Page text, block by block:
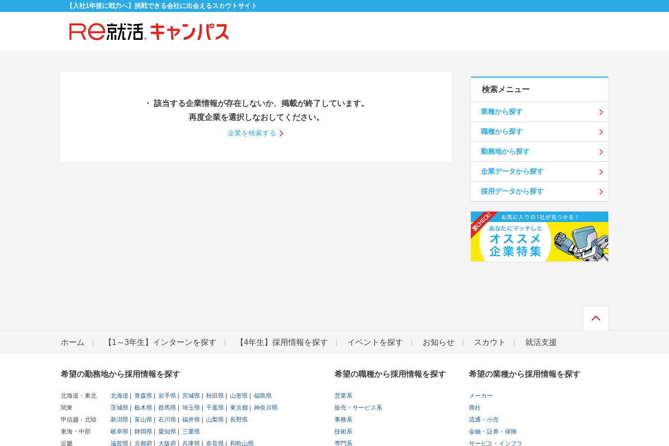
【入社1年後に戦力へ】挑戦できる会社に出会えるスカウトサイト
・ 該当する企業情報が存在しないか、掲載が終了しています。
再度企業を選択しなおしてください。
企業を検索する
検索メニュー
業種から探す
職種から探す
勤務地から探す
企業データから探す
採用データから探す
ホーム 【1～3年生】インターンを探す 【4年生】採用情報を探す イベントを探す お知らせ スカウト 就活支援
希望の勤務地から採用情報を探す
北海道・東北 北海道 青森県 岩手県 宮城県 秋田県 山形県
福島県
関東
茨城県 栃木県 群馬県 埼玉県 千葉県 東京都
神奈川県
甲信越・北陸
新潟県 富山県 石川県 福井県 山梨県
長野県
東海・中部
岐阜県 静岡県 愛知県
三重県
近畿
滋賀県 京都府 大阪府 兵庫県 奈良県 和歌山県
希望の職種から採用情報を探す
営業系
販売・サービス系
事務系
技術系
専門系
希望の業種から採用情報を探す
メーカー
商社
流通・小売
金融・証券・保険
サービス・インフラ